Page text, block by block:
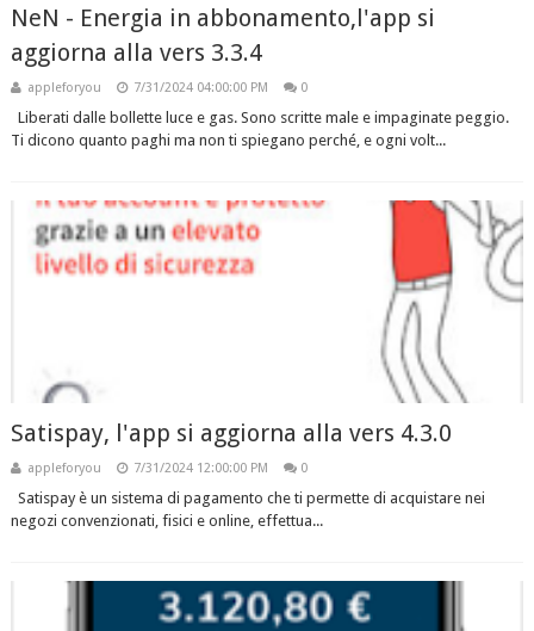
NeN - Energia in abbonamento,l'app si
aggiorna alla vers 3.3.4
appleforyou 7/31/2024 04:00:00 PM 0
Liberati dalle bollette luce e gas. Sono scritte male e impaginate peggio.
Ti dicono quanto paghi ma non ti spiegano perché, e ogni volt...
Satispay, l'app si aggiorna alla vers 4.3.0
appleforyou 7/31/2024 12:00:00 PM 0
Satispay è un sistema di pagamento che ti permette di acquistare nei
negozi convenzionati, fisici e online, effettua...